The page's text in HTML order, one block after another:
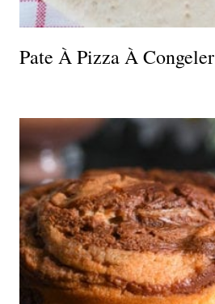
Pate À Pizza À Congeler